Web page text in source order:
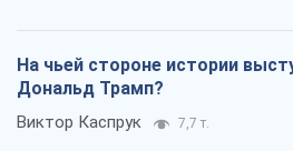
На чьей стороне истории
Дональд Трамп?
Виктор Каспрук 7,7 т.